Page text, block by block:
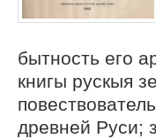
бытность его
книгы рускыя
древней Руси;